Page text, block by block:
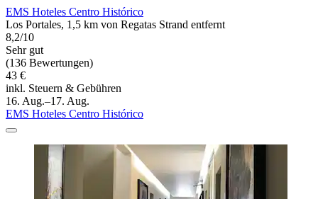
EMS Hoteles Centro Histórico
Los Portales, 1,5 km von Regatas Strand entfernt
8,2/10
Sehr gut
(136 Bewertungen)
43 €
inkl. Steuern & Gebühren
16. Aug.–17. Aug.
EMS Hoteles Centro Histórico